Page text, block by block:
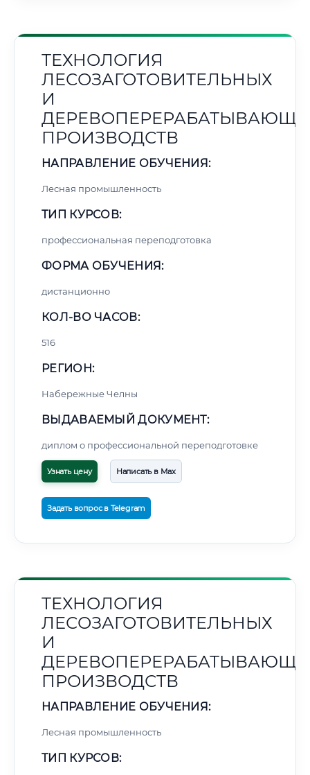
ТЕХНОЛОГИЯ
ЛЕСОЗАГОТОВИТЕЛЬНЫХ
И
ПРОИЗВОДСТВ
НАПРАВЛЕНИЕ ОБУЧЕНИЯ:
Лесная промышленность
ТИП КУРСОВ:
профессиональная переподготовка
ФОРМА ОБУЧЕНИЯ:
дистанционно
КОЛ-ВО ЧАСОВ:
516
РЕГИОН:
Набережные Челны
ВЫДАВАЕМЫЙ ДОКУМЕНТ:
диплом о профессиональной переподготовке
Узнать цену Написать в Max
Задать вопрос в Telegram
ТЕХНОЛОГИЯ
ЛЕСОЗАГОТОВИТЕЛЬНЫХ
И
ПРОИЗВОДСТВ
НАПРАВЛЕНИЕ ОБУЧЕНИЯ:
Лесная промышленность
ТИП КУРСОВ: